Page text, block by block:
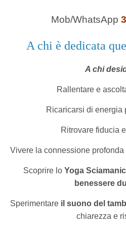
Mob/WhatsApp
A chi è dedicata
A chi
Rallentare e
Ricaricarsi di energia
Ritrovare fiducia
Vivere la connessione
Scoprire lo Yoga
benessere
Sperimentare il suono del
chiarezza e